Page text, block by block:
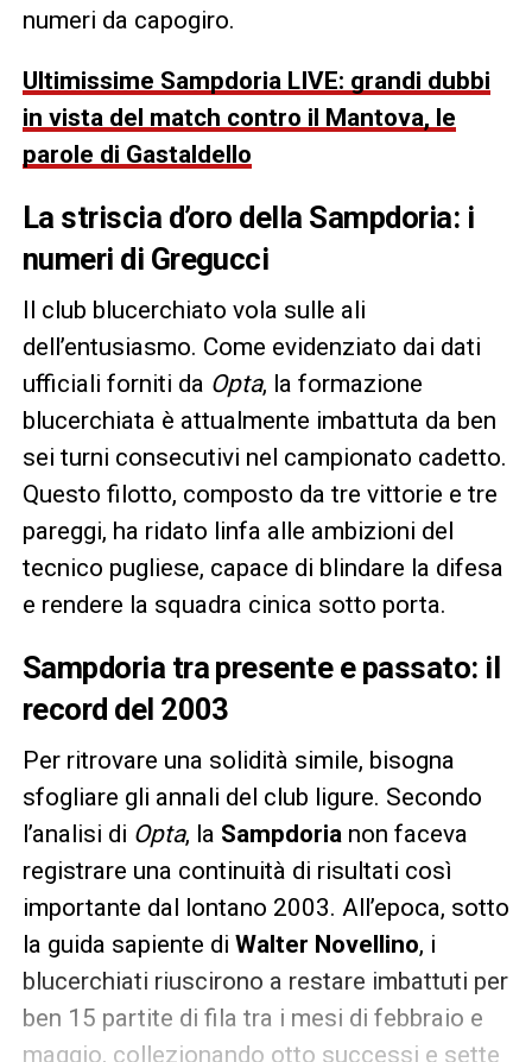
numeri da capogiro.
Ultimissime Sampdoria LIVE: grandi dubbi
in vista del match contro il Mantova, le
parole di Gastaldello
La striscia d’oro della Sampdoria: i
numeri di Gregucci
Il club blucerchiato vola sulle ali
dell’entusiasmo. Come evidenziato dai dati
ufficiali forniti da Opta, la formazione
blucerchiata è attualmente imbattuta da ben
sei turni consecutivi nel campionato cadetto.
Questo filotto, composto da tre vittorie e tre
pareggi, ha ridato linfa alle ambizioni del
tecnico pugliese, capace di blindare la difesa
e rendere la squadra cinica sotto porta.
Sampdoria tra presente e passato: il
record del 2003
Per ritrovare una solidità simile, bisogna
sfogliare gli annali del club ligure. Secondo
l’analisi di Opta, la Sampdorianon faceva
registrare una continuità di risultati così
importante dal lontano 2003. All’epoca, sotto
la guida sapiente di Walter Novellino, i
blucerchiati riuscirono a restare imbattuti per
ben 15 partite di fila tra i mesi di febbraio e
maggio, collezionando otto successi e sette